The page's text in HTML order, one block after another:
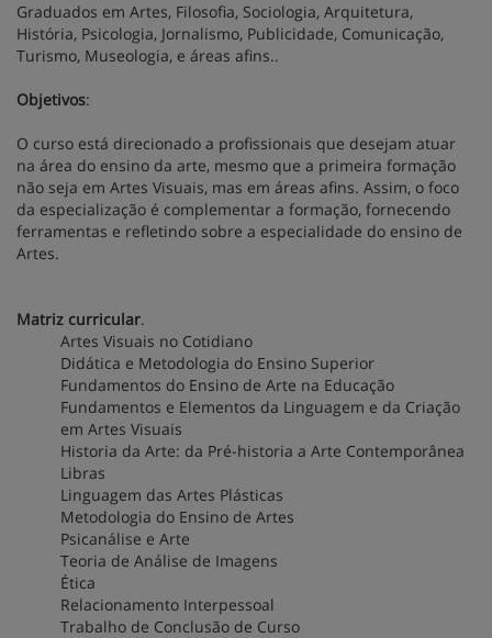
Graduados em Artes, Filosofia, Sociologia, Arquitetura,
História, Psicologia, Jornalismo, Publicidade, Comunicação,
Turismo, Museologia, e áreas afins..
Objetivos:
O curso está direcionado a profissionais que desejam atuar
na área do ensino da arte, mesmo que a primeira formação
não seja em Artes Visuais, mas em áreas afins. Assim, o foco
da especialização é complementar a formação, fornecendo
ferramentas e refletindo sobre a especialidade do ensino de
Artes.
Matriz curricular.
Artes Visuais no Cotidiano
Didática e Metodologia do Ensino Superior
Fundamentos do Ensino de Arte na Educação
Fundamentos e Elementos da Linguagem e da Criação
em Artes Visuais
Historia da Arte: da Pré-historia a Arte Contemporânea
Libras
Linguagem das Artes Plásticas
Metodologia do Ensino de Artes
Psicanálise e Arte
Teoria de Análise de Imagens
Ética
Relacionamento Interpessoal
Trabalho de Conclusão de Curso